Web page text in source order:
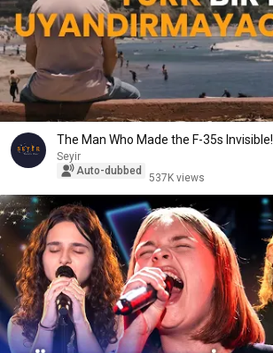
The Man Who Made the F-35s Invisible!
Seyir
Auto-dubbed
537K views